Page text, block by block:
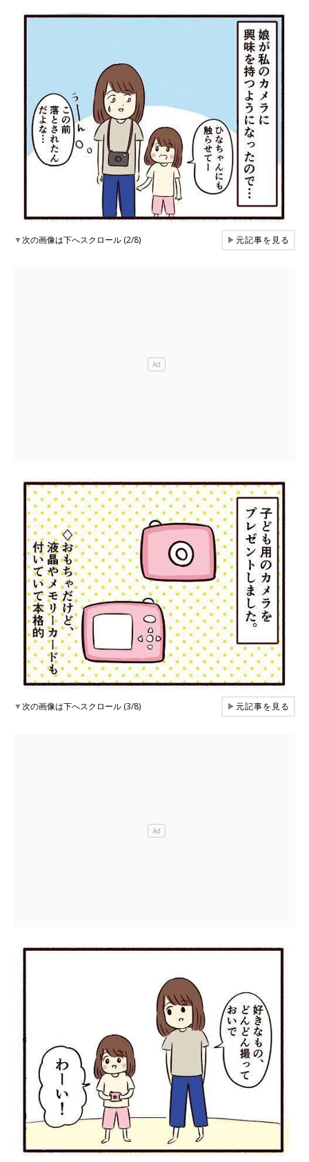
▼次の画像は下へスクロール (2/8) ▶元記事を見る
▼次の画像は下へスクロール (3/8) ▶元記事を見る